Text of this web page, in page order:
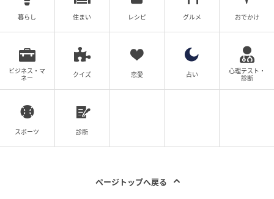
暮らし 住まい レシピ グルメ おでかけ
ビジネス・マ
ネー
クイズ 恋愛 占い
心理テスト・
診断
スポーツ 診断
ページトップへ戻る